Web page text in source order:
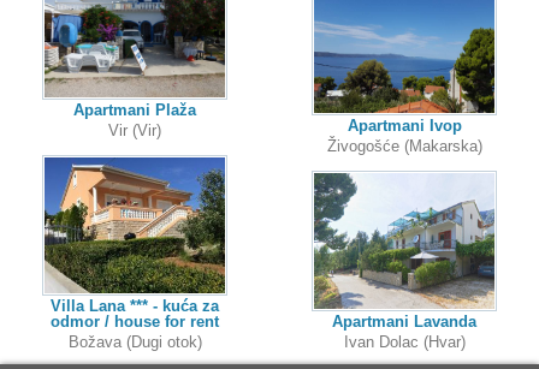
Apartmani Plaža
Vir (Vir)
Villa Lana *** - kuća za
odmor / house for rent
Božava (Dugi otok)
Apartmani Ivop
Živogošće (Makarska)
Apartmani Lavanda
Ivan Dolac (Hvar)